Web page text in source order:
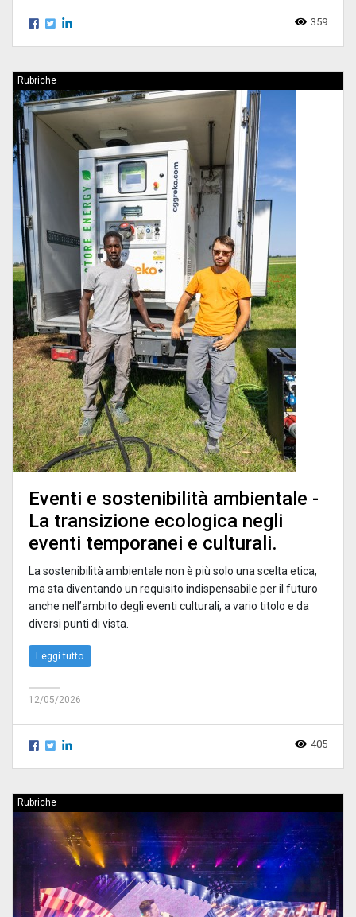
359
Rubriche
Eventi e sostenibilità ambientale -
La transizione ecologica negli
eventi temporanei e culturali.
La sostenibilità ambientale non è più solo una scelta etica,
ma sta diventando un requisito indispensabile per il futuro
anche nell’ambito degli eventi culturali, a vario titolo e da
diversi punti di vista.
Leggi tutto
12/05/2026
405
Rubriche